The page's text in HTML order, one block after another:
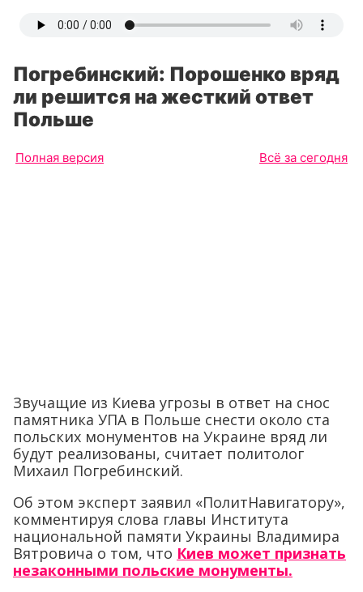
Погребинский: Порошенко вряд
ли решится на жесткий ответ
Польше
Полная версия Всё за сегодня
Звучащие из Киева угрозы в ответ на снос
памятника УПА в Польше снести около ста
польских монументов на Украине вряд ли
будут реализованы, считает политолог
Михаил Погребинский.
Об этом эксперт заявил «ПолитНавигатору»,
комментируя слова главы Института
национальной памяти Украины Владимира
Вятровича о том, что Киев может признать
незаконными польские монументы.